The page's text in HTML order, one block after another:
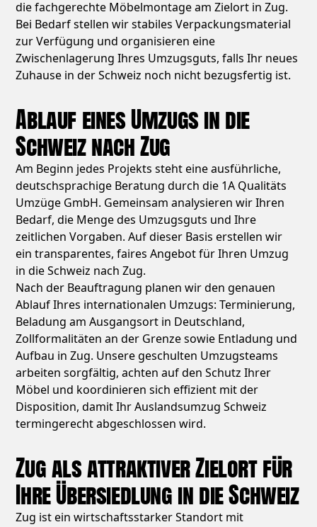
die fachgerechte Möbelmontage am Zielort in Zug.
Bei Bedarf stellen wir stabiles Verpackungsmaterial
zur Verfügung und organisieren eine
Zwischenlagerung Ihres Umzugsguts, falls Ihr neues
Zuhause in der Schweiz noch nicht bezugsfertig ist.
Ablauf eines Umzugs in die
Schweiz nach Zug
Am Beginn jedes Projekts steht eine ausführliche,
deutschsprachige Beratung durch die 1A Qualitäts
Umzüge GmbH. Gemeinsam analysieren wir Ihren
Bedarf, die Menge des Umzugsguts und Ihre
zeitlichen Vorgaben. Auf dieser Basis erstellen wir
ein transparentes, faires Angebot für Ihren Umzug
in die Schweiz nach Zug.
Nach der Beauftragung planen wir den genauen
Ablauf Ihres internationalen Umzugs: Terminierung,
Beladung am Ausgangsort in Deutschland,
Zollformalitäten an der Grenze sowie Entladung und
Aufbau in Zug. Unsere geschulten Umzugsteams
arbeiten sorgfältig, achten auf den Schutz Ihrer
Möbel und koordinieren sich effizient mit der
Disposition, damit Ihr Auslandsumzug Schweiz
termingerecht abgeschlossen wird.
Zug als attraktiver Zielort für
Ihre Übersiedlung in die Schweiz
Zug ist ein wirtschaftsstarker Standort mit